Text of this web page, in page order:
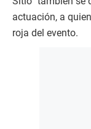
actuación, a
roja del evento.